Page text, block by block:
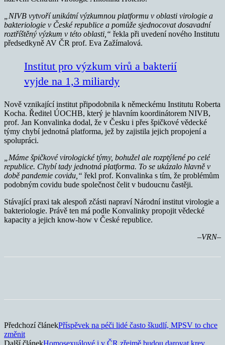
„NIVB vytvoří unikátní výzkumnou platformu v oblasti virologie a
bakteriologie v České republice a pomůže sjednocovat dosavadní
roztříštěný výzkum v této oblasti,“ řekla při uvedení nového Institutu
předsedkyně AV ČR prof. Eva Zažímalová.
Institut pro výzkum virů a bakterií
vyjde na 1,3 miliardy
Nově vznikající institut připodobnila k německému Institutu Roberta
Kocha. Ředitel ÚOCHB, který je hlavním koordinátorem NIVB,
prof. Jan Konvalinka dodal, že v Česku i přes špičkové vědecké
týmy chybí jednotná platforma, jež by zajistila jejich propojení a
spolupráci.
„Máme špičkové virologické týmy, bohužel ale rozptýlené po celé
republice. Chybí tady jednotná platforma. To se ukázalo hlavně v
době pandemie covidu,“ řekl prof. Konvalinka s tím, že problémům
podobným covidu bude společnost čelit v budoucnu častěji.
Stávající praxi tak alespoň zčásti napraví Národní institut virologie a
bakteriologie. Právě ten má podle Konvalinky propojit vědecké
kapacity a jejich know-how v České republice.
–VRN–
Předchozí článekPříspěvek na péči lidé často škudlí, MPSV to chce
změnit